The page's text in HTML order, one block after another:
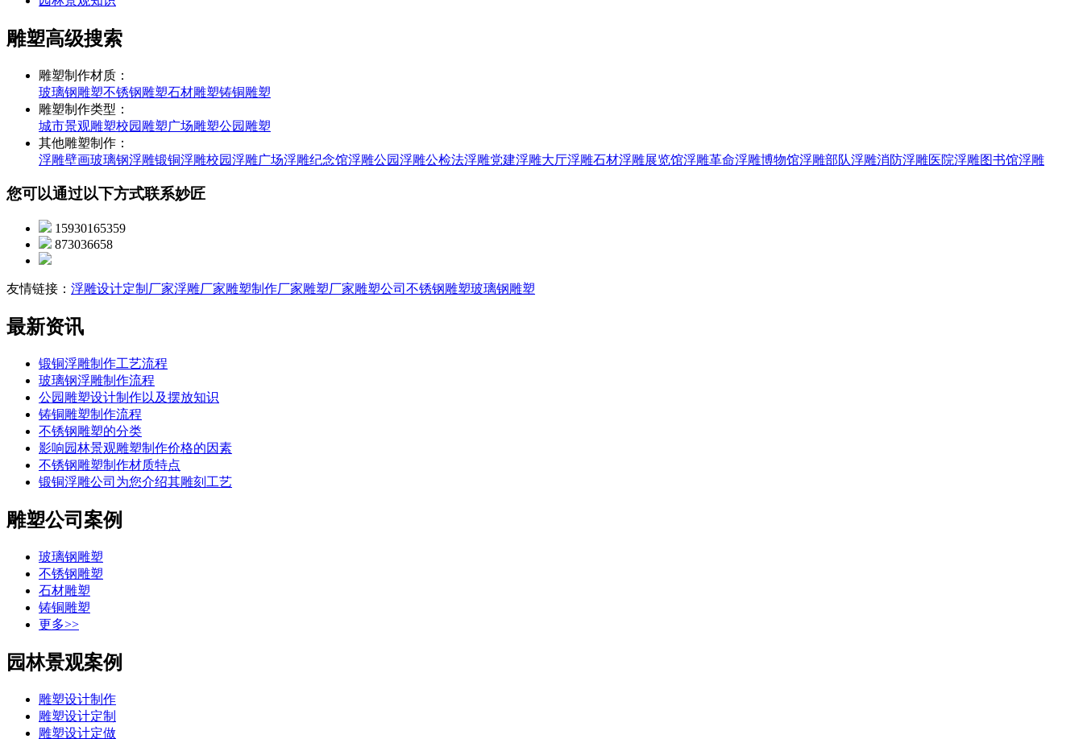
雕塑高级搜索
雕塑制作材质：
玻璃钢雕塑不锈钢雕塑石材雕塑铸铜雕塑
雕塑制作类型：
城市景观雕塑校园雕塑广场雕塑公园雕塑
其他雕塑制作：
浮雕壁画玻璃钢浮雕锻铜浮雕校园浮雕广场浮雕纪念馆浮雕公园浮雕公检法浮雕党建浮雕大厅浮雕石材浮雕展览馆浮雕革命浮雕博物馆浮雕部队浮雕消防浮雕医院浮雕图书馆浮雕
您可以通过以下方式联系妙匠
15930165359
873036658
友情链接： 浮雕设计定制厂家浮雕厂家雕塑制作厂家雕塑厂家雕塑公司 不锈钢雕塑玻璃钢雕塑
最新资讯
锻铜浮雕制作工艺流程
玻璃钢浮雕制作流程
公园雕塑设计制作以及摆放知识
铸铜雕塑制作流程
不锈钢雕塑的分类
影响园林景观雕塑制作价格的因素
不锈钢雕塑制作材质特点
锻铜浮雕公司为您介绍其雕刻工艺
雕塑公司案例
玻璃钢雕塑
不锈钢雕塑
石材雕塑
铸铜雕塑
更多>>
园林景观案例
雕塑设计制作
雕塑设计定制
雕塑设计定做